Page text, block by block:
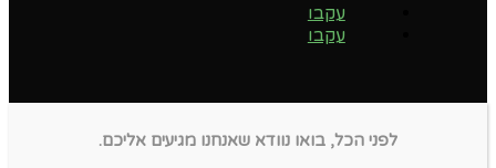
עקבו
עקבו
לפני הכל, בואו נוודא שאנחנו מגיעים אליכם.